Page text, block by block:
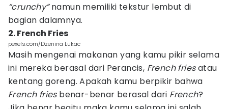
“crunchy”namun memiliki tekstur lembut di
bagian dalamnya.
2. French Fries
pexels.com/Dzenina Lukac
Masih mengenai makanan yang kamu pikir selama
ini mereka berasal dari Perancis, French friesatau
kentang goreng. Apakah kamu berpikir bahwa
French friesbenar-benar berasal dari French?